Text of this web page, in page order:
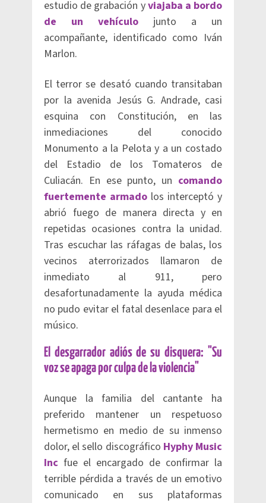
estudio de grabación yviajaba a bordo
de un vehículo junto a un
acompañante, identificado como Iván
Marlon.
El terror se desató cuando transitaban
por la avenida Jesús G. Andrade, casi
esquina con Constitución, en las
inmediaciones del conocido
Monumento a la Pelota y a un costado
del Estadio de los Tomateros de
Culiacán. En ese punto, un comando
fuertemente armado los interceptó y
abrió fuego de manera directa y en
repetidas ocasiones contra la unidad.
Tras escuchar las ráfagas de balas, los
vecinos aterrorizados llamaron de
inmediato al 911, pero
desafortunadamente la ayuda médica
no pudo evitar el fatal desenlace para el
músico.
El desgarrador adiós de su disquera: "Su
voz se apaga por culpa de la violencia"
Aunque la familia del cantante ha
preferido mantener un respetuoso
hermetismo en medio de su inmenso
dolor, el sello discográfico Hyphy Music
Inc fue el encargado de confirmar la
terrible pérdida a través de un emotivo
comunicado en sus plataformas